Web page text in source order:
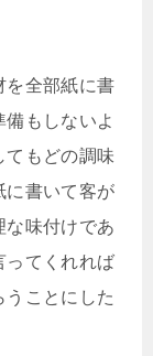
を全部紙に書
もしないよ
てもどの調味
に書いて客が
な味付けであ
ってくれれば
ことにした